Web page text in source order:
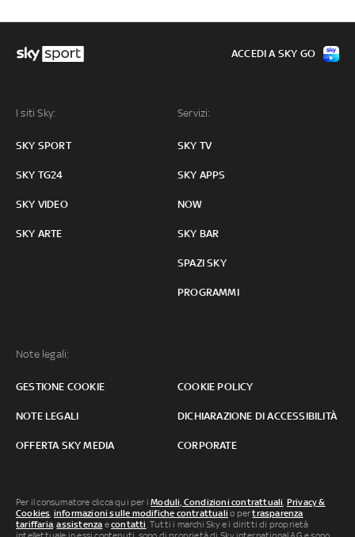
I siti Sky:
SKY SPORT
SKY TG24
SKY VIDEO
SKY ARTE
Servizi:
SKY TV
SKY APPS
NOW
SKY BAR
SPAZI SKY
PROGRAMMI
Note legali:
GESTIONE COOKIE COOKIE POLICY
NOTE LEGALI DICHIARAZIONE DI ACCESSIBILITÀ
OFFERTA SKY MEDIA CORPORATE
ACCEDI A SKY GO
Per il consumatore clicca qui per iModuli, Condizioni contrattuali, Privacy &
Cookies, informazioni sulle modifiche contrattuali o pertrasparenza
tariffaria,assistenza econtatti. Tutti i marchi Sky e i diritti di proprietà